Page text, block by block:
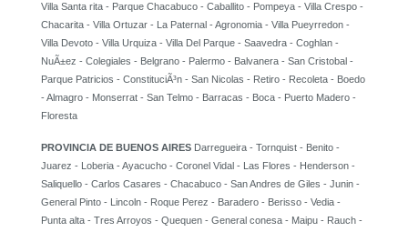
Villa Santa rita - Parque Chacabuco - Caballito - Pompeya - Villa Crespo -
Chacarita - Villa Ortuzar - La Paternal - Agronomia - Villa Pueyrredon -
Villa Devoto - Villa Urquiza - Villa Del Parque - Saavedra - Coghlan -
NuÃ±ez - Colegiales - Belgrano - Palermo - Balvanera - San Cristobal -
Parque Patricios - ConstituciÃ³n - San Nicolas - Retiro - Recoleta - Boedo
- Almagro - Monserrat - San Telmo - Barracas - Boca - Puerto Madero -
Floresta
PROVINCIA DE BUENOS AIRES Darregueira - Tornquist - Benito -
Juarez - Loberia - Ayacucho - Coronel Vidal - Las Flores - Henderson -
Saliquello - Carlos Casares - Chacabuco - San Andres de Giles - Junin -
General Pinto - Lincoln - Roque Perez - Baradero - Berisso - Vedia -
Punta alta - Tres Arroyos - Quequen - General conesa - Maipu - Rauch -